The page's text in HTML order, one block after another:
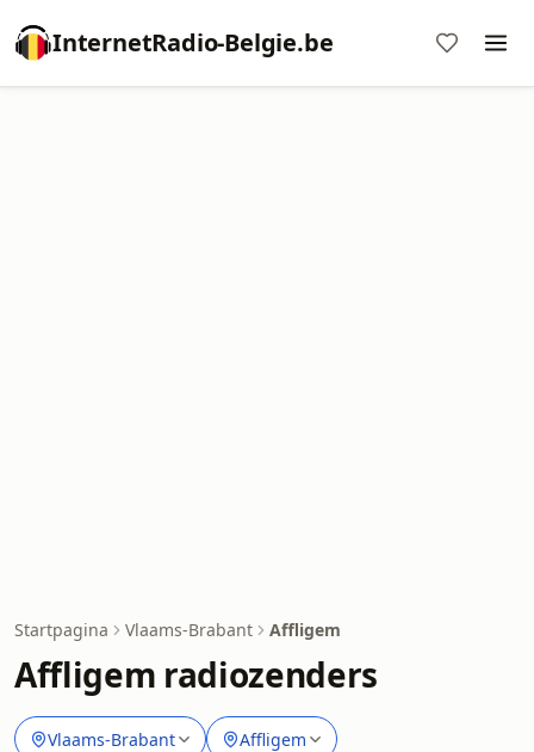
InternetRadio-Belgie.be
Startpagina Vlaams-Brabant Affligem
Affligem radiozenders
Vlaams-Brabant Affligem